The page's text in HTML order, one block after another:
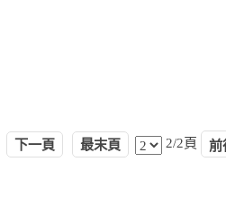
下一頁 最末頁 2/2頁